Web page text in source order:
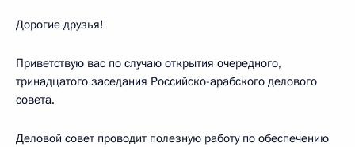
Дорогие друзья!
Приветствую вас по случаю открытия очередного,
тринадцатого заседания Российско-арабского делового
совета.
Деловой совет проводит полезную работу по обеспечению